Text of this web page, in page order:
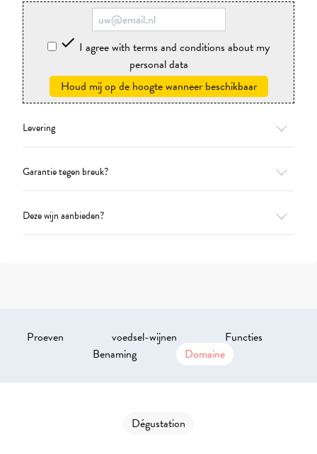
 I agree with terms and conditions about my
personal data
Houd mij op de hoogte wanneer beschikbaar
Levering
Garantie tegen breuk?
Deze wijn aanbieden?
Proeven voedsel-wijnen
Functies
Benaming
Domaine
Dégustation